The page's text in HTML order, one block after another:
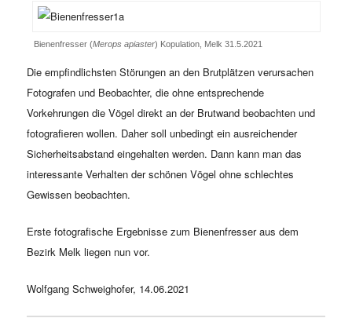
Bienenfresser (Merops apiaster) Kopulation, Melk 31.5.2021
Die empfindlichsten Störungen an den Brutplätzen verursachen
Fotografen und Beobachter, die ohne entsprechende
Vorkehrungen die Vögel direkt an der Brutwand beobachten und
fotografieren wollen. Daher soll unbedingt ein ausreichender
Sicherheitsabstand eingehalten werden. Dann kann man das
interessante Verhalten der schönen Vögel ohne schlechtes
Gewissen beobachten.
Erste fotografische Ergebnisse zum Bienenfresser aus dem
Bezirk Melk liegen nun vor.
Wolfgang Schweighofer, 14.06.2021